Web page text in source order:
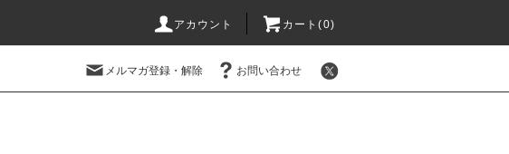
アカウント カート(0)
メルマガ登録・解除 お問い合わせ